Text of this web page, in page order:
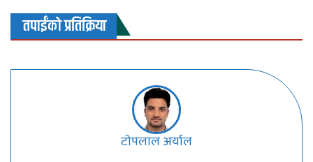
तपाईंको प्रतिक्रिया
टाेपलाल अर्याल